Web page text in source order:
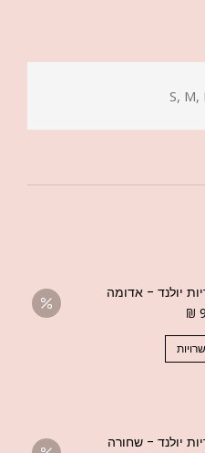
S, M, L
יולנד - אדומה
₪
יולנד - שחורה